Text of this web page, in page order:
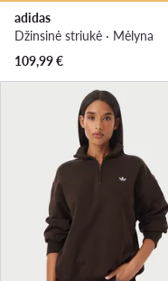
adidas
Džinsinė striukė · Mėlyna
109,99€